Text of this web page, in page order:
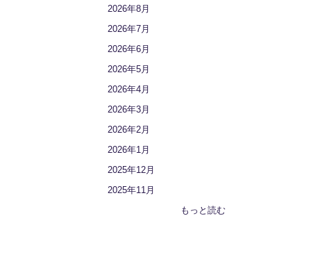
2026年8月
2026年7月
2026年6月
2026年5月
2026年4月
2026年3月
2026年2月
2026年1月
2025年12月
2025年11月
もっと読む